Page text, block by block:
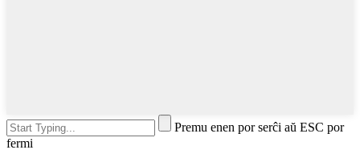
Premu enen por serĉi aŭ ESC por
fermi